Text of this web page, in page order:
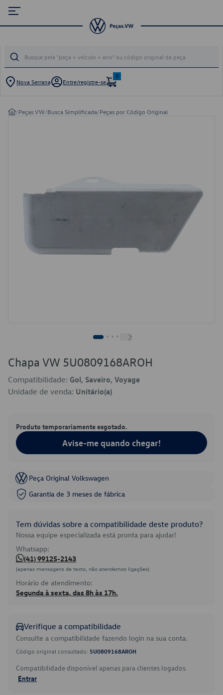
Nova Serrana Entre/registre-se
0
/Peças VW/Busca Simplificada/Peças por Código Original
Chapa VW 5U0809168AROH
Compatibilidade: Gol, Saveiro, Voyage
Unidade de venda: Unitário(a)
Produto temporariamente esgotado.
Avise-me quando chegar!
Peça Original Volkswagen
Garantia de 3 meses de fábrica
Tem dúvidas sobre a compatibilidade deste produto?
Nossa equipe especializada está pronta para ajudar!
Whatsapp:
(41) 99125-2143
(apenas mensagens de texto, não atendemos ligações)
Horário de atendimento:
Segunda à sexta, das 8h às 17h.
Verifique a compatibilidade
Consulte a compatibilidade fazendo login na sua conta.
Código original consultado: 5U0809168AROH
Compatibilidade disponível apenas para clientes logados.
Entrar